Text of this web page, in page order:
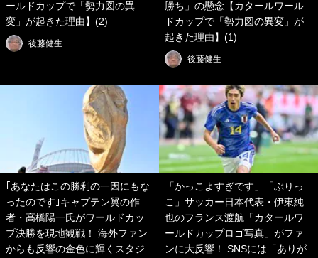
ールドカップで「勢力図の異
変」が起きた理由】(2)
後藤健生
勝ち」の懸念【カタールワール
ドカップで「勢力図の異変」が
起きた理由】(1)
後藤健生
｢あなたはこの勝利の一因にもな
ったのです｣キャプテン翼の作
者・高橋陽一氏がワールドカッ
プ決勝を現地観戦！ 海外ファン
からも反響の金色に輝くスタジ
「かっこよすぎです」「ぶりっ
こ」サッカー日本代表・伊東純
也のフランス渡航「カタールワ
ールドカップロゴ写真」がファ
ンに大反響！ SNSには「ありが